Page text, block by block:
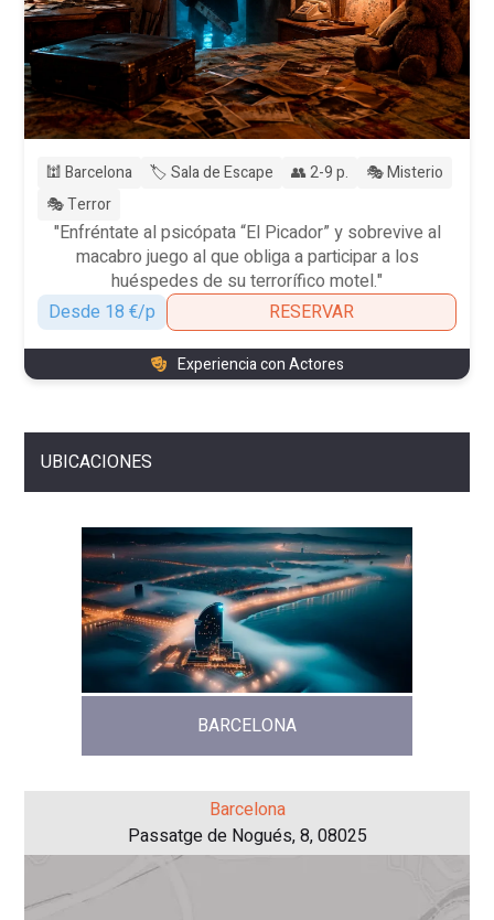
🕍 Barcelona 🏷️ Sala de Escape 👥 2-9 p.
🎭 Misterio
🎭 Terror
"Enfréntate al psicópata “El Picador” y sobrevive al
macabro juego al que obliga a participar a los
huéspedes de su terrorífico motel."
Desde 18 €/p
RESERVAR
Experiencia con Actores
UBICACIONES
BARCELONA
Barcelona
Passatge de Nogués, 8, 08025